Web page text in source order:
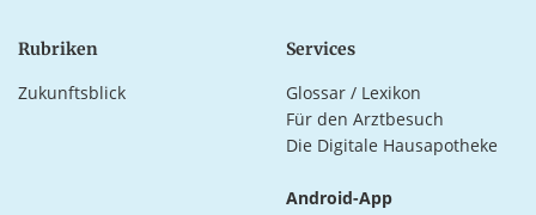
Rubriken
Zukunftsblick
Services
Glossar / Lexikon
Für den Arztbesuch
Die Digitale Hausapotheke
Android-App